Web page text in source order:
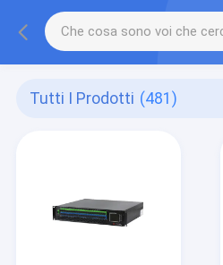
Tutti I Prodotti (481)